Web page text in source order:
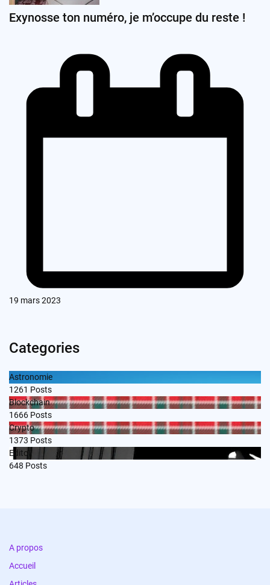
Exynosse ton numéro, je m’occupe du reste !
19 mars 2023
Categories
Astronomie
1261 Posts
Blockchain
1666 Posts
Crypto
1373 Posts
Edito
648 Posts
A propos
Accueil